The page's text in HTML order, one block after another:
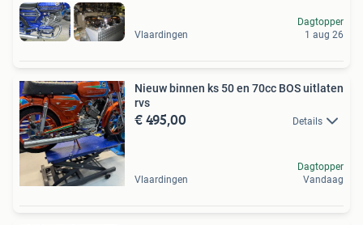
Vlaardingen
Dagtopper
1 aug 26
Nieuw binnen ks 50 en 70cc BOS uitlaten
rvs
€ 495,00 Details
Vlaardingen
Dagtopper
Vandaag